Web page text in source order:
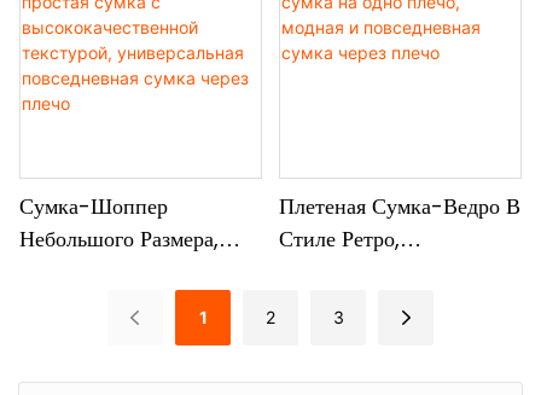
Ранец, Повседневный
Модный Рюкзак
Универсальный
Повседневный Рюкзак.
Сумка-Шоппер
Небольшого Размера,
Высококачественной
Плетеная Сумка-Ведро В
Стиле Ретро,
Одно Плечо, Модная И
1 2 3